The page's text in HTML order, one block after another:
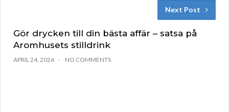
Next Post
Gör drycken till din bästa affär – satsa på
Aromhusets stilldrink
APRIL 24, 2026 NO COMMENTS